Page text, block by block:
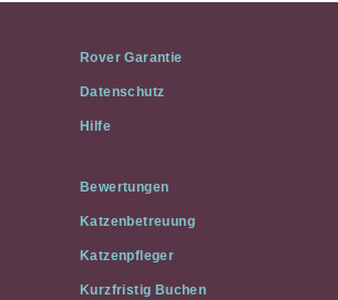
Rover Garantie
Datenschutz
Hilfe
Bewertungen
Katzenbetreuung
Katzenpfleger
Kurzfristig Buchen